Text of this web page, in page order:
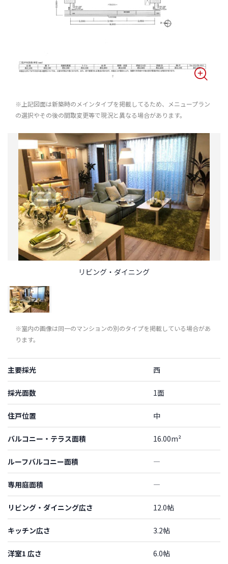
※上記図面は新築時のメインタイプを掲載してるため、メニュープラン
の選択やその後の間取変更等で現況と異なる場合があります。
リビング・ダイニング
※室内の画像は同一のマンションの別のタイプを掲載している場合があ
ります。
主要採光 西
採光面数 1面
住戸位置 中
バルコニー・テラス面積 16.00m²
ルーフバルコニー面積 ―
専用庭面積 ―
リビング・ダイニング広さ 12.0帖
キッチン広さ 3.2帖
洋室1 広さ 6.0帖